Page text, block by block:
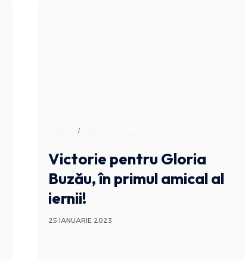
SPORT
Victorie pentru Gloria
Buzău, în primul amical al
iernii!
25 IANUARIE 2023